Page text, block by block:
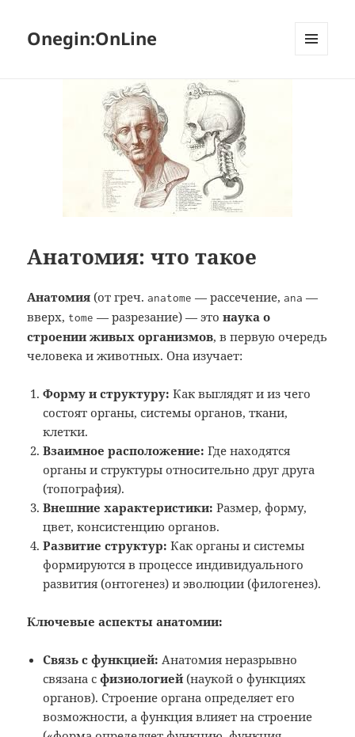
Onegin:OnLine
Анатомия: что такое
Анатомия (от греч.anatome — рассечение,ana —
вверх, tome — разрезание) — этонаука о
строении живых организмов, в первую очередь
человека и животных. Она изучает:
Форму и структуру: Как выглядят и из чего
состоят органы, системы органов, ткани,
клетки.
Взаимное расположение: Где находятся
органы и структуры относительно друг друга
(топография).
Внешние характеристики: Размер, форму,
цвет, консистенцию органов.
Развитие структур: Как органы и системы
формируются в процессе индивидуального
развития (онтогенез) и эволюции (филогенез).
Ключевые аспекты анатомии:
Связь с функцией: Анатомия неразрывно
связана сфизиологией (наукой о функциях
органов). Строение органа определяет его
возможности, а функция влияет на строение